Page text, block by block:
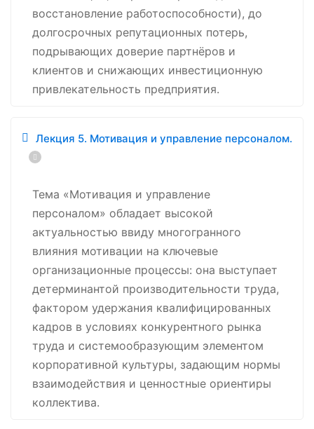
восстановление работоспособности), до
долгосрочных репутационных потерь,
подрывающих доверие партнёров и
клиентов и снижающих инвестиционную
привлекательность предприятия.
Лекция 5. Мотивация и управление персоналом.
Тема «Мотивация и управление
персоналом» обладает высокой
актуальностью ввиду многогранного
влияния мотивации на ключевые
организационные процессы: она выступает
детерминантой производительности труда,
фактором удержания квалифицированных
кадров в условиях конкурентного рынка
труда и системообразующим элементом
корпоративной культуры, задающим нормы
взаимодействия и ценностные ориентиры
коллектива.